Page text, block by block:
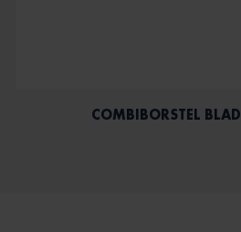
COMBIBORSTEL